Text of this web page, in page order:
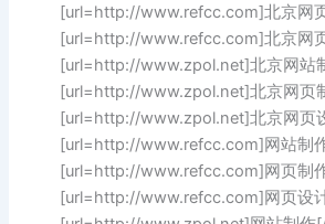
[url=http://www.refcc.com]北京网
[url=http://www.refcc.com]北京网
[url=http://www.zpol.net]北京网站
[url=http://www.zpol.net]北京网页
[url=http://www.zpol.net]北京网页
[url=http://www.refcc.com]网站制
[url=http://www.refcc.com]网页制
[url=http://www.refcc.com]网页设